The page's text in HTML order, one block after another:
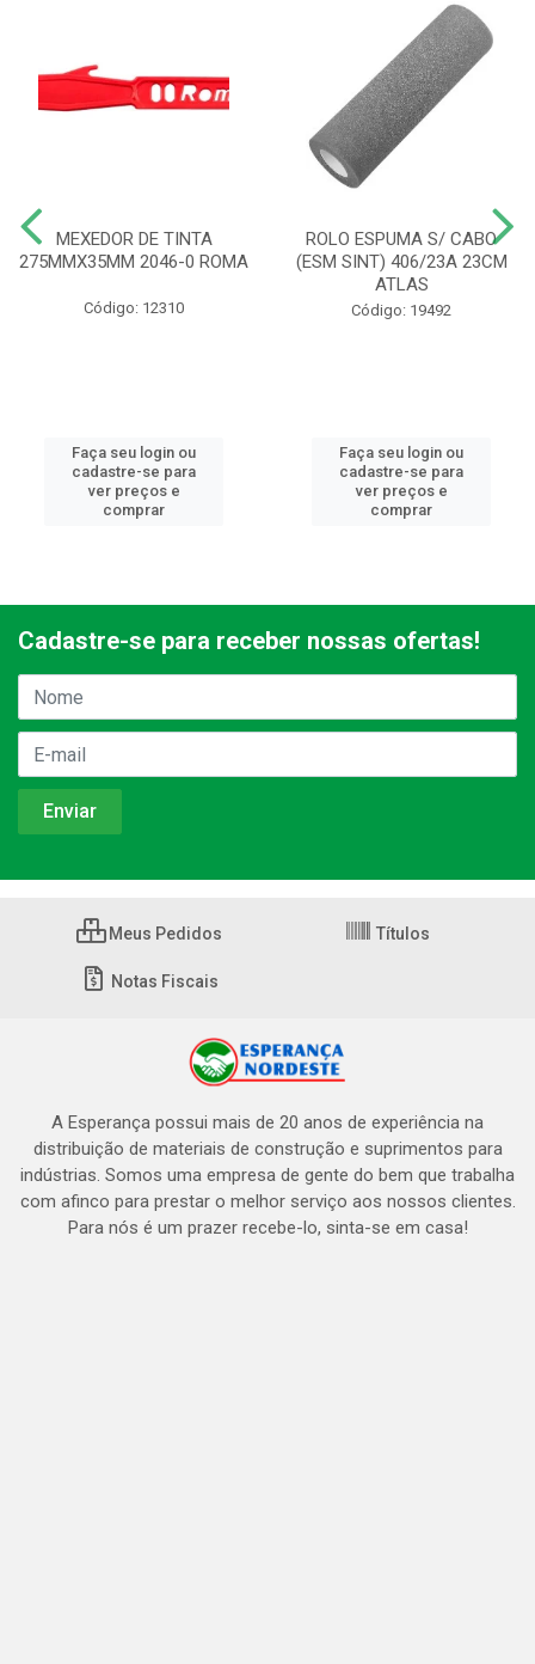
MEXEDOR DE TINTA
275MMX35MM 2046-0 ROMA
Código: 12310
Faça seu login ou
cadastre-se para
ver preços e
comprar
ROLO ESPUMA S/ CABO
(ESM SINT) 406/23A 23CM
ATLAS
Código: 19492
Faça seu login ou
cadastre-se para
ver preços e
comprar
Cadastre-se para receber nossas ofertas!
Meus Pedidos Títulos
Notas Fiscais
A Esperança possui mais de 20 anos de experiência na
distribuição de materiais de construção e suprimentos para
indústrias. Somos uma empresa de gente do bem que trabalha
com afinco para prestar o melhor serviço aos nossos clientes.
Para nós é um prazer recebe-lo, sinta-se em casa!